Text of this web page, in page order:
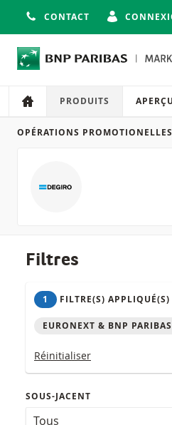
CONTACT
Navigation
PRODUITS
Produits
OPÉRATIONS PROMOTIONELLES
Filtres
1 FILTRE(S) APPLIQUÉ(S)
EURONEXT & BNP
Réinitialiser
SOUS-JACENT